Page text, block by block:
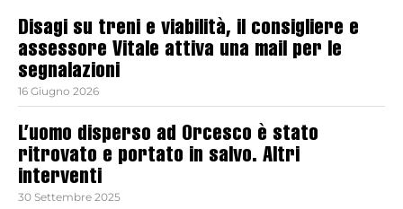
Disagi su treni e viabilità, il consigliere e
assessore Vitale attiva una mail per le
segnalazioni
16 Giugno 2026
L’uomo disperso ad Orcesco è stato
ritrovato e portato in salvo. Altri
interventi
30 Settembre 2025